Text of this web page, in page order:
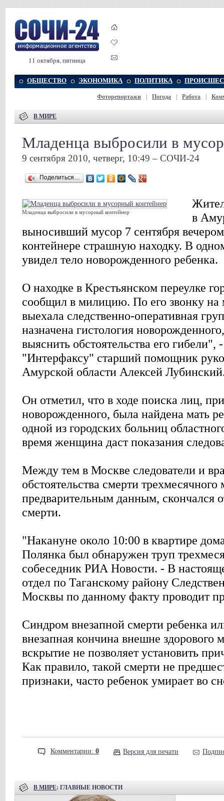
11 октября, пятница
ОБЩЕСТВО ЭКОНОМИКА ПОЛИТИКА
Фоторепортажи Погода Работа
В МИРЕ
Младенца выбросили в
9 сентября 2010, четверг, 10:49 – СОЧИ-24
Поделиться…
Младенца выбросили в мусорный контейнер
в
выносивший мусор 7 сентября
контейнере страшную находку. В
увидел тело новорожденного ребенка.
О находке в Крестьянском переулке
сообщил в милицию. По его звонку на
выехала следственно-оперативная
назначена гистология
выяснить обстоятельства его гибели",
"Интерфаксу" старший помощник
Амурской области Алексей
Он отметил, что в ходе поиска лиц,
новорожденного, была найдена мать
одной из городских больниц
время женщина даст показания
Между тем в Москве следователи и
обстоятельства смерти
предварительным данным, скончался
смерти.
"Накануне около 10:00 в квартире
Полянка был обнаружен труп
собеседник РИА Новости. - В
отдел по Таганскому району
Москвы по данному факту проводит
Синдром внезапной смерти ребенка
внезапная кончина внешне здорового
вскрытие не позволяет установить
Как правило, такой смерти не
признаки, часто ребенок умирает во
Комментарии: 0 Версия для печати
В МИРЕ: ГЛАВНЫЕ НОВОСТИ